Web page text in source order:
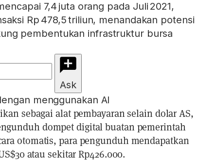
7,4 juta orang pada Juli 2021,
Rp 478,5 triliun, menandakan potensi
pembentukan infrastruktur bursa
Ask
menggunakan AI
sebagai alat pembayaran selain dolar AS,
dompet digital buatan pemerintah
otomatis, para pengunduh mendapatkan
atau sekitar Rp426.000.